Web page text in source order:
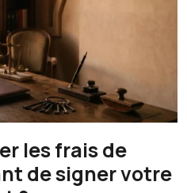
les frais de
de signer votre